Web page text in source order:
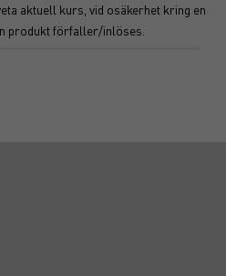
aktuell kurs, vid osäkerhet kring en
produkt förfaller/inlöses.